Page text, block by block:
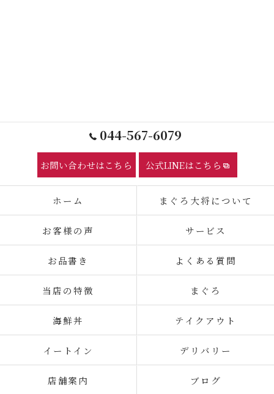
044-567-6079
お問い合わせはこちら 公式LINEはこちら
ホーム まぐろ大将について
お客様の声 サービス
お品書き よくある質問
当店の特徴 まぐろ
海鮮丼 テイクアウト
イートイン デリバリー
店舗案内 ブログ